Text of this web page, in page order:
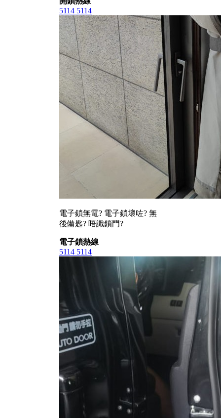
5114 5114
電子鎖無電? 電子鎖壞咗? 無
後備匙? 唔識鎖門?
電子鎖熱線
5114 5114